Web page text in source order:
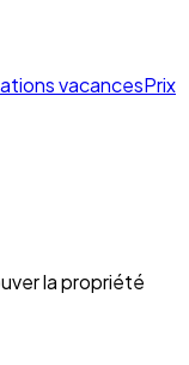
vacancesPrix
la propriété